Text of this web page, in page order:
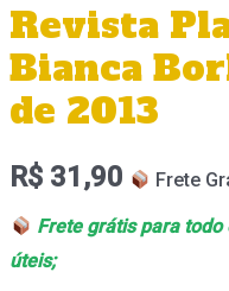
Revista
Bianca
de 2013
R$ 31,90 Frete
Frete grátis para todo
úteis;
Revista
Playboy
Edição
Bianca
Borba
–
Fevereiro